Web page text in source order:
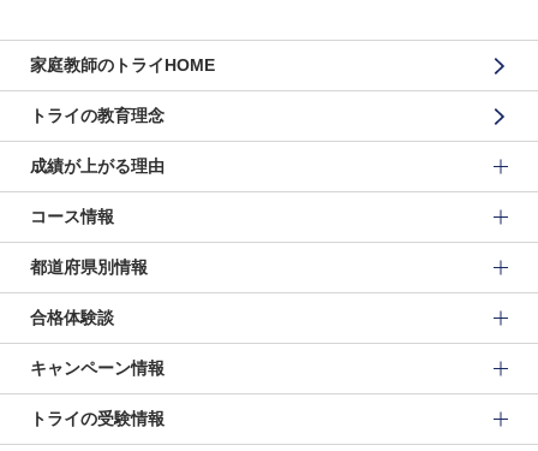
家庭教師のトライHOME
トライの教育理念
成績が上がる理由
コース情報
都道府県別情報
合格体験談
キャンペーン情報
トライの受験情報